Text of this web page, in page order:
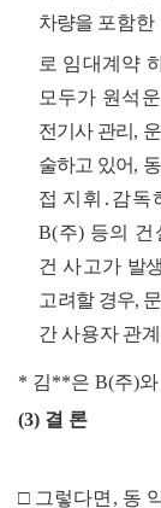
차량을 포함한
로 임대계약
모두가 원석
전기사 관리 ,
술하고 있어,
접 지휘 ․ 감독
B(주) 등의 건
건 사고가 발
고려할 경우, 문
간 사용자 관
* 김**은 B(주)
(3) 결 론
□ 그렇다면 , 동